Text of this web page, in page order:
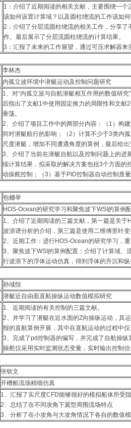
1：介绍了近期阅读的相关文献，主要围绕一
该如何设置计算域？以及圆柱绕流的工作该如
2：介绍了分层流圆柱绕流的相关工作，分享
作。最后展示了分层流圆柱绕流的计算结果。
3：汇报了未来的工作展望，通过可压求解器来
李林杰
内孤立波环境中潜艇运动及控制问题研究
1、对“内孤立波与自航潜艇相互作用的数值研
后指出了文献1中使用固定推力的局限性和文献
垂荡。
2、介绍了项目工作中的两部分内容：（1）构
间对潜艇航行的影响；（2）计算不少于3类内
尺度潜艇，增加不同遭遇角度的算例，最后给出
3、介绍了当前在潜艇自航以及控制问题上的进
续计算结果，拟采取的解决方案包括3个方面的
动操舵控制；（3）基于PID控制器自动控制质量
包棚举
HOS-Ocean的研究学习和聚焦波下WSI的算例
1、介绍了近期阅读的三篇文献，第一篇是关
波浪谱分析的介绍，第三篇是使用二维傅里叶
2、近期工作：进行HOS-Ocean的研究学习，
3、聚焦波下WSI的算例配置：介绍了计算域、
行波浪下的浮体运动仿真，得到浮体的升沉和
孙域恒
潜艇近自由面直航操纵运动数值模拟研究
1、近期阅读的有关控制的三篇文献。
2、并学习了潜艇在近水面的Z向操纵运动，其
报的直航算例开展，其中在直航运动的过程中
3、完成了pd控制器的编写，并完成了自航操
操舵仪采用实时监测状态变量，实时输出控制
张钦文
开槽船流场精细仿真
1、汇报了实尺度CFD能够很好的模拟船体所受阻
2、总结了在不同攻角下翼型周围流场特点
3、分析了在小攻角与大攻角情况下各自的数值模